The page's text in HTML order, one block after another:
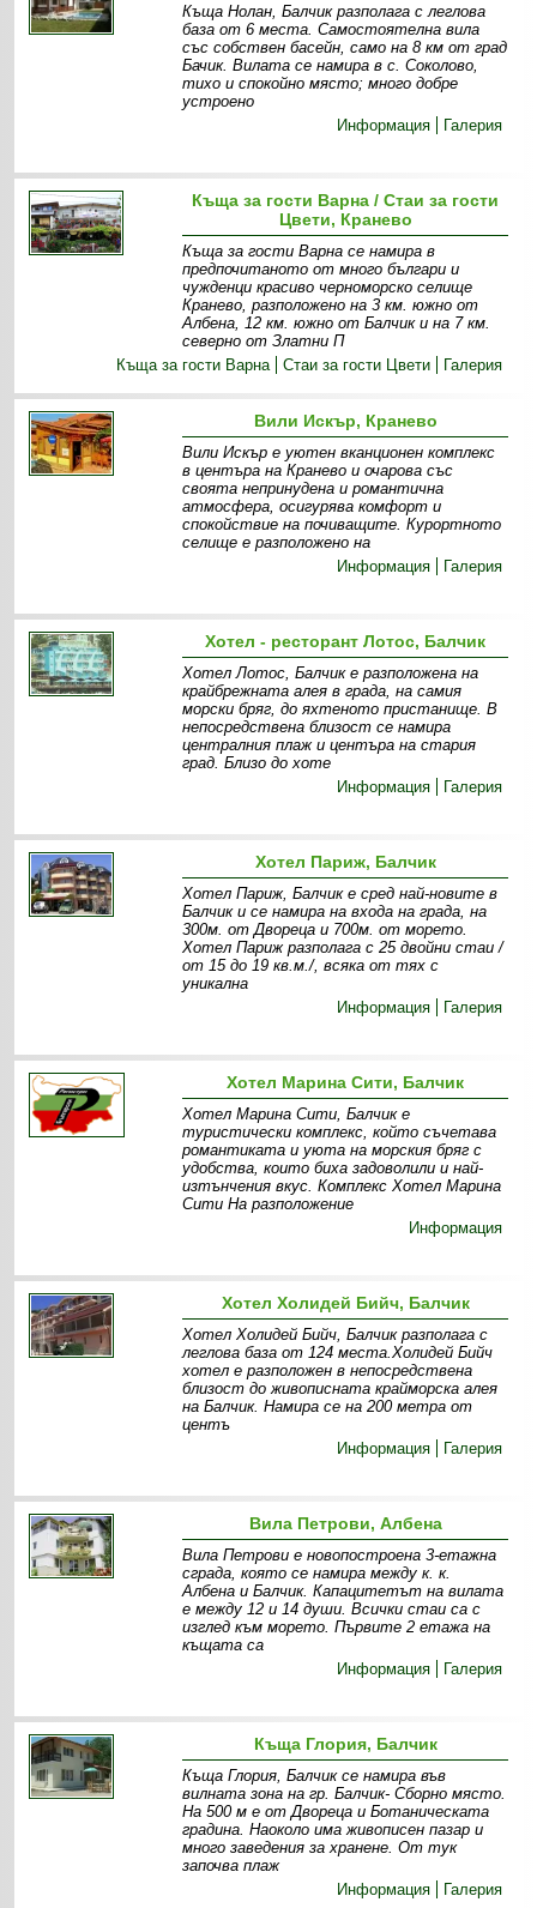
Къща Нолан, Балчик разполага с леглова
база от 6 места. Самостоятелна вила
със собствен басейн, само на 8 км от град
Бачик. Вилата се намира в с. Соколово,
тихо и спокойно място; много добре
устроено
Информация
Галерия
Къща за гости Варна / Стаи за гости
Цвети, Кранево
Къща за гости Варна се намира в
предпочитаното от много българи и
чужденци красиво черноморско селище
Кранево, разположено на 3 км. южно от
Албена, 12 км. южно от Балчик и на 7 км.
северно от Златни П
Къща за гости Варна
Стаи за гости Цвети Галерия
Вили Искър, Кранево
Вили Искър е уютен вканционен комплекс
в центъра на Кранево и очарова със
своята непринудена и романтична
атмосфера, осигурява комфорт и
спокойствие на почиващите. Курортното
селище е разположено на
Информация
Галерия
Хотел - ресторант Лотос, Балчик
Хотел Лотос, Балчик е разположена на
крайбрежната алея в града, на самия
морски бряг, до яхтеното пристанище. В
непосредствена близост се намира
централния плаж и центъра на стария
град. Близо до хоте
Информация
Галерия
Хотел Париж, Балчик
Хотел Париж, Балчик е сред най-новите в
Балчик и се намира на входа на града, на
300м. от Двореца и 700м. от морето.
Хотел Париж разполага с 25 двойни стаи /
от 15 до 19 кв.м./, всяка от тях с
уникална
Информация
Галерия
Хотел Марина Сити, Балчик
Хотел Марина Сити, Балчик е
туристически комплекс, който съчетава
романтиката и уюта на морския бряг с
удобства, които биха задоволили и най-
изтънчения вкус. Комплекс Хотел Марина
Сити На разположение
Информация
Хотел Холидей Бийч, Балчик
Хотел Холидей Бийч, Балчик разполага с
леглова база от 124 места.Холидей Бийч
хотел е разположен в непосредствена
близост до живописната крайморска алея
на Балчик. Намира се на 200 метра от
центъ
Информация
Галерия
Вила Петрови, Албена
Вила Петрови е новопостроена 3-етажна
сграда, която се намира между к. к.
Албена и Балчик. Капацитетът на вилата
е между 12 и 14 души. Всички стаи са с
изглед към морето. Първите 2 етажа на
къщата са
Информация
Галерия
Къща Глория, Балчик
Къща Глория, Балчик се намира във
вилната зона на гр. Балчик- Сборно място.
На 500 м е от Двореца и Ботаническата
градина. Наоколо има живописен пазар и
много заведения за хранене. От тук
започва плаж
Информация
Галерия